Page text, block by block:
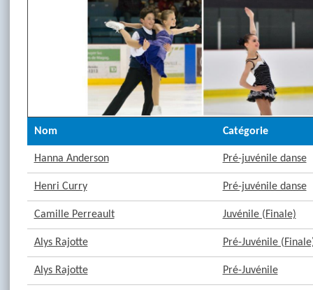
Nom Catégorie
Hanna Anderson Pré-juvénile danse
Henri Curry Pré-juvénile danse
Camille Perreault Juvénile (Finale)
Alys Rajotte Pré-Juvénile
Alys Rajotte Pré-Juvénile